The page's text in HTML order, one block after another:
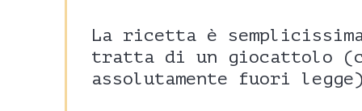
La ricetta è
tratta di un giocattolo
assolutamente fuori